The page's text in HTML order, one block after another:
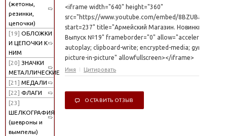
(жетоны,
резинки,
цепочки)
[19] ОБЛОЖКИ
И ЦЕПОЧКИ К
НИМ
[20] ЗНАЧКИ
МЕТАЛЛИЧЕСКИЕ
[21] МЕДАЛИ
[22] ФЛАГИ
[23]
ШЕЛКОГРАФИЯ
(шевроны и
вымпелы)
<iframe width="640" height="360"
src="https://www.youtube.com/embed/8BZUBaXN1Nk?
start=237" title="Армейский Магазин. Новинки.
Выпуск №19" frameborder="0" allow="accelerometer;
autoplay; clipboard-write; encrypted-media; gyroscope;
picture-in-picture" allowfullscreen></iframe>
Имя Цитировать
ОСТАВИТЬ ОТЗЫВ